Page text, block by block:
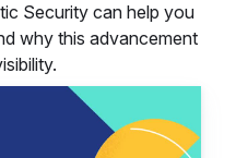
Security can help you
why this advancement